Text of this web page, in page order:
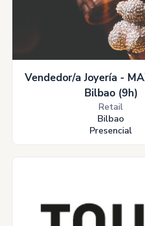
Vendedor/a Joyería -
Bilbao (9h)
Retail
Bilbao
Presencial